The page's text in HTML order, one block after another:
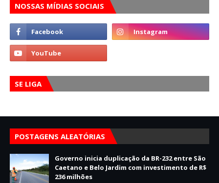
NOSSAS MÍDIAS SOCIAIS
SE LIGA
POSTAGENS ALEATÓRIAS
Governo inicia duplicação da BR-232 entre São
Caetano e Belo Jardim com investimento de R$
236 milhões